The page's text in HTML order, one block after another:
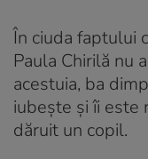
În ciuda faptului
Paula Chirilă nu
acestuia, ba
iubește și îi este
dăruit un copil.